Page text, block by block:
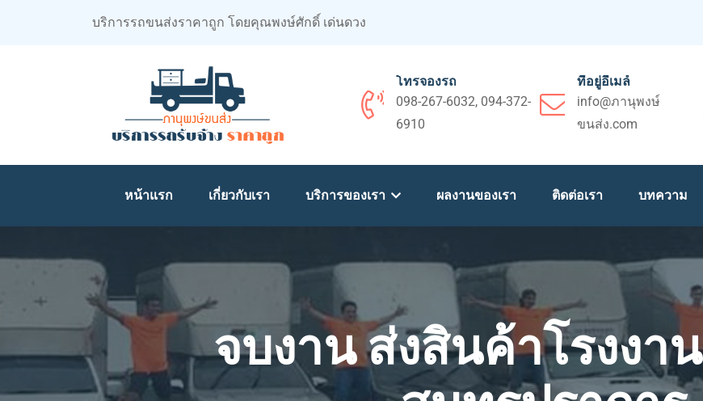
บริการรถขนส่งราคาถูก โดยคุณพงษ์ศักดิ์ เด่นดวง
โทรจองรถ
098-267-6032, 094-372-
6910
ที่อยู่อีเมล์
info@ภานุพงษ์
ขนส่ง.com
หน้าแรก เกี่ยวกับเรา บริการของเรา ผลงานของเรา ติดต่อเรา บทความ
จบงาน ส่งสินค้าโรงงา